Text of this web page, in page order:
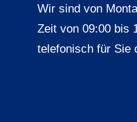
Wir sind von
Zeit von 09:00 bis
telefonisch für Sie